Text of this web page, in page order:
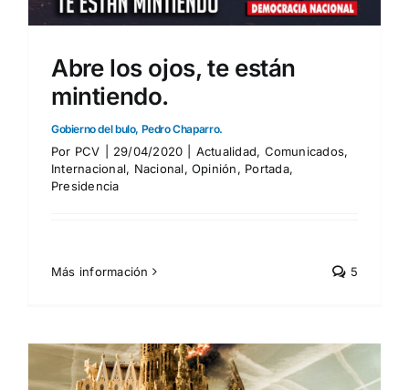
Abre los ojos, te están
mintiendo.
Gobierno del bulo, Pedro Chaparro.
Por PCV 29/04/2020 Actualidad, Comunicados,
Internacional, Nacional,Opinión, Portada,
Presidencia
Más información 5